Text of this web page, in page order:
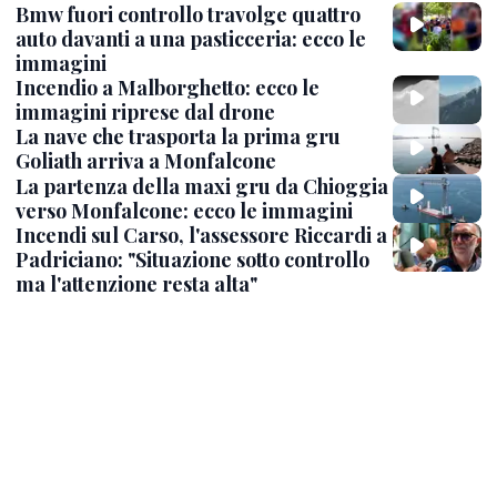
Bmw fuori controllo travolge quattro
auto davanti a una pasticceria: ecco le
immagini
Incendio a Malborghetto: ecco le
immagini riprese dal drone
La nave che trasporta la prima gru
Goliath arriva a Monfalcone
La partenza della maxi gru da Chioggia
verso Monfalcone: ecco le immagini
Incendi sul Carso, l'assessore Riccardi a
Padriciano: "Situazione sotto controllo
ma l'attenzione resta alta"